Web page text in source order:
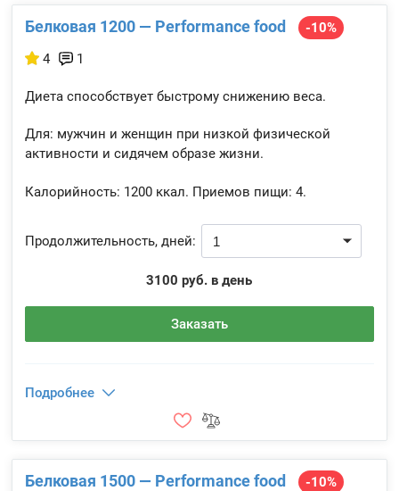
Белковая 1200 — Performance food
-10%
4
1
Диета способствует быстрому снижению веса.
Для: мужчин и женщин при низкой физической
активности и сидячем образе жизни.
Калорийность: 1200 ккал. Приемов пищи: 4.
Продолжительность, дней:
3100 руб. в день
Заказать
Подробнее
Белковая 1500 — Performance food -10%